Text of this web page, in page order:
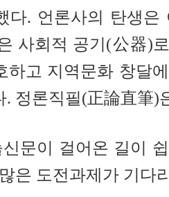
다. 언론사의 탄생
사회적 공기(公器)
하고 지역문화 창달
. 정론직필(正論直筆)
문이 걸어온 길이
은 도전과제가 기다